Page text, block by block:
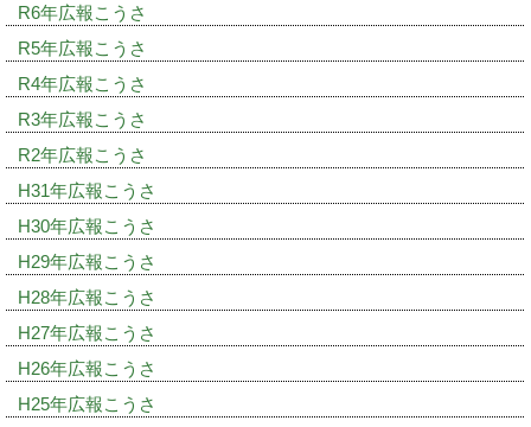
R6年広報こうさ
R5年広報こうさ
R4年広報こうさ
R3年広報こうさ
R2年広報こうさ
H31年広報こうさ
H30年広報こうさ
H29年広報こうさ
H28年広報こうさ
H27年広報こうさ
H26年広報こうさ
H25年広報こうさ